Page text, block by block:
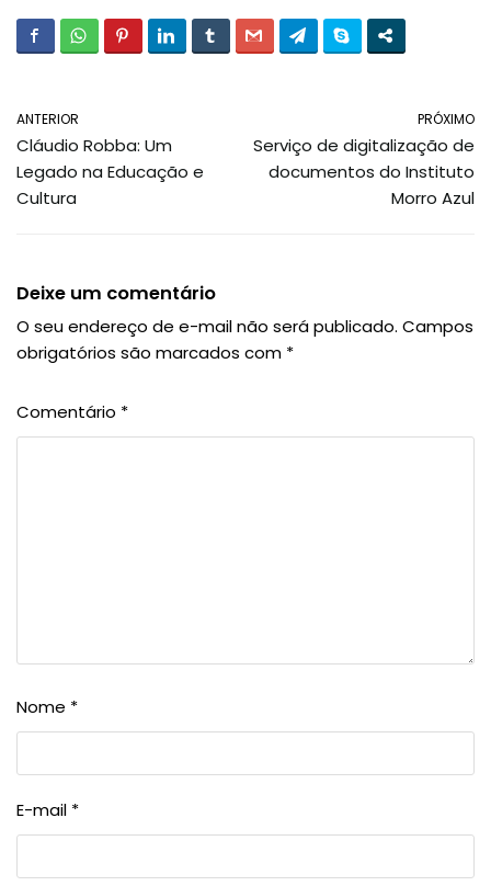
ANTERIOR
Cláudio Robba: Um
Legado na Educação e
Cultura
PRÓXIMO
Serviço de digitalização de
documentos do Instituto
Morro Azul
Deixe um comentário
O seu endereço de e-mail não será publicado. Campos
obrigatórios são marcados com *
Comentário *
Nome *
E-mail *